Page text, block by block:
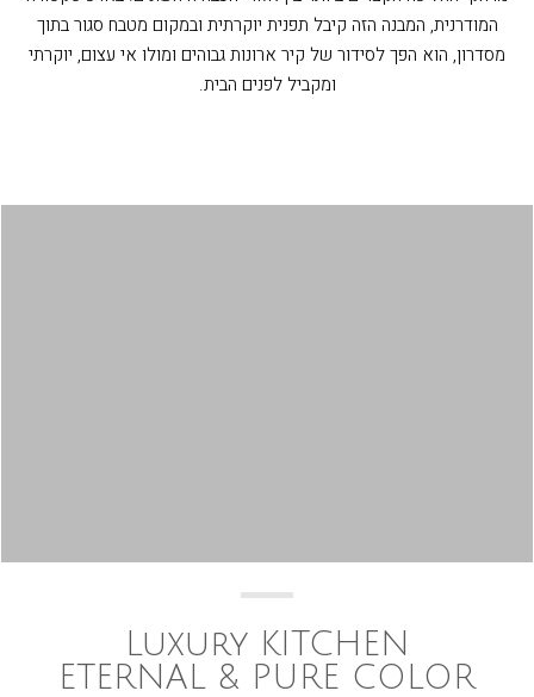
המודרנית, המבנה הזה קיבל תפנית יוקרתית ובמקום מטבח סגור בתוך
מסדרון, הוא הפך לסידור של קיר ארונות גבוהים ומולו אי עצום, יוקרתי
ומקביל לפנים הבית.
Luxury KITCHEN
ETERNAL & PURE COLOR